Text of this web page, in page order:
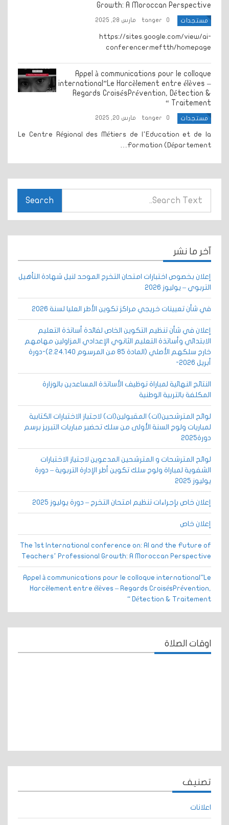
Growth: A Moroccan Perspective
مستجدات 0
tanger مارس 28, 2025
https://sites.google.com/view/ai-
conferencermeftth/homepage
Appel à communications pour le colloque
international”Le Harcèlement entre élèves –
Regards CroisésPrévention, Détection &
Traitement “
مستجدات 0
tanger مارس 20, 2025
Le Centre Régional des Métiers de l’Education et de la
Formation (Département…
Search
آخر ما نشر
إعلان بخصوص اختبارات امتحان التخرج الموحد لنيل شهادة التأهيل
التربوي – يوليوز 2026
في شأن تعيينات خريجي مراكز تكوين الأطر العليا لسنة 2026
إعلان في شأن تنظيم التكوين الخاص لفائدة أساتذة التعليم
الابتدائي وأساتذة التعليم الثانوي الإعدادي المزاولين مهامهم
خارج سلكهم الأصلي (المادة 85 من المرسوم 2.24.140)-دورة
أبريل 2026-
النتائج النهائية لمباراة توظيف الأساتذة المساعدين بالوزارة
المكلفة بالتربية الوطنية
لوائح المترشحين(ات) المقبولين(ات) لاجتياز الاختبارات الكتابية
لمباريات ولوج السنة الأولى من سلك تحضير مباريات التبريز برسم
دورة2025
لوائح المترشحات و المترشحين المدعوين لاجتياز الاختبارات
الشفوية لمباراة ولوج سلك تكوين أطر الإدارة التربوية – دورة
يوليوز 2025
إعلان خاص بإجراءات تنظيم امتحان التخرج – دورة يوليوز 2025
إعلان خاص
The 1st International conference on: AI and the Future of
Teachers’ Professional Growth: A Moroccan Perspective
Appel à communications pour le colloque international”Le
Harcèlement entre élèves – Regards CroisésPrévention,
Détection & Traitement “
اوقات الصلاة
تصنيف
اعلانات